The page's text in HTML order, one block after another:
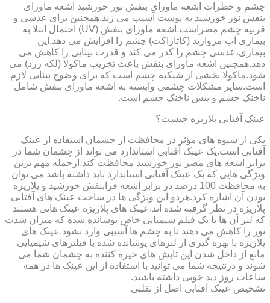
چشم و خطرات اشعه ماورای بنفش نور خورشید اشعه ماورای
بنفش نور خورشید به پوست آسیب می زند.همچنین برای عدسی و
قرنیه چشم مضراست.اشعه ماورای بنفش (UV) احتمال ابتلا به
بیماری آب مروارید (کاتاراکت) چشم را افزایش می دهد.این
بیماری،عدسی چشم را کدر می کند و قدرت بینایی را کاهش می
دهد.همچنین اشعه ماورای بنفش باعث تخریب ماکولا (لکه زرد) می
شود.ماکولا بخشی از شبکیه چشم است که برای وضوح بینایی لازم
است.سایر مشکلات چشمی وابسته به اشعه ماورای بنفش شامل
ناخنک چشم و پیش ناخنک چشم است.
عینک آفتابی پلاریزه چیست؟
یکی از شیوه های مؤثر در محافظت از چشمان استفاده از عینک
آفتابی است.یک عینک آفتابی استاندارد می تواند از چشمان شما در
برابر اشعه های مضر نور خورشید محافظت کند.ازجمله مهم ترین
ویژگی هایی که یک عینک آفتابی استاندارد باید داشته باشد می توان
به محافظت 100 درصد در برابر اشعه فرابنفش خورشید و پلاریزه
بودن آن اشاره کرد.هردو این ویژگی ها در ساخت عینک های آفتابی
پلاریزه در نظر گرفته شده اند.عینک های پلاریزه عینک هایی هستند
که لنز آن ها با یک فیلم شیمیایی خاص پوشانده شده که میزان شدت
نور را کاهش می دهند تا به چشم ها آسیبی وارد نشود.عینک های
پلاریزه با بهره گیری از لنزهای پوشانده شده با فیلترهای شیمیایی
مانع از داخل شدن این تابش های خیره کننده به چشمان شما می
شوند و درنتیجه شما می توانید با استفاده از این عینک ها در همه
ساعات روز دید خوبی داشته باشید.
تشخیص عینک آفتابی اصل از تقلبی